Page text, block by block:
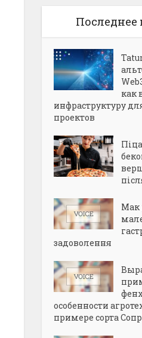
Последнее
как
инфраструктуру
проектов
Мак
задоволення
особенности
примере сорта